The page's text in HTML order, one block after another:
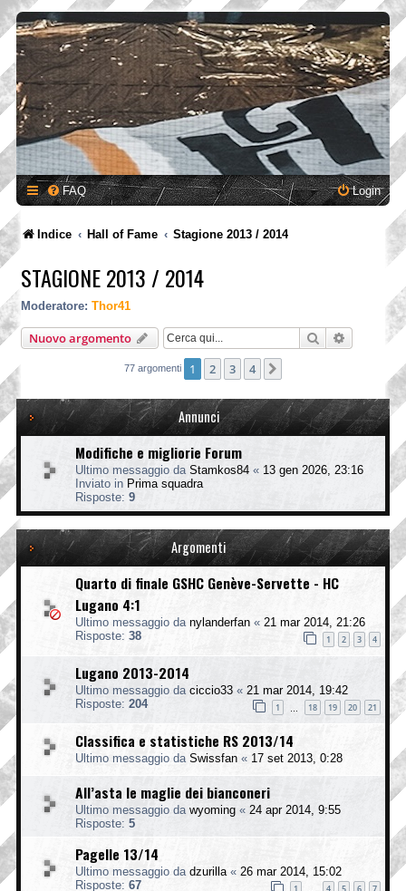
FAQ Login
Indice Hall of Fame Stagione 2013 / 2014
STAGIONE 2013 / 2014
Moderatore: Thor41
Nuovo argomento Cerca Ricerca
77 argomenti 1 2 3 4
Annunci
Modifiche e migliorie Forum
Ultimo messaggio da Stamkos84 « 13 gen 2026, 23:16
Inviato in Prima squadra
Risposte: 9
Argomenti
Quarto di finale GSHC Genève-Servette - HC
Lugano 4:1
Ultimo messaggio da nylanderfan « 21 mar 2014, 21:26
Risposte: 38 1 2 3 4
Lugano 2013-2014
Ultimo messaggio da ciccio33 « 21 mar 2014, 19:42
Risposte: 204 1 18 19 20 21
Classifica e statistiche RS 2013/14
Ultimo messaggio da Swissfan « 17 set 2013, 0:28
All’asta le maglie dei bianconeri
Ultimo messaggio da wyoming « 24 apr 2014, 9:55
Risposte: 5
Pagelle 13/14
Ultimo messaggio da dzurilla « 26 mar 2014, 15:02
Risposte: 67